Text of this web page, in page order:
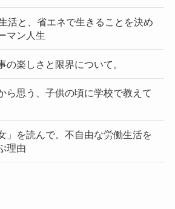
活と、省エネで生きることを決め
マン人生
の楽しさと限界について。
ら思う、子供の頃に学校で教えて
」を読んで。不自由な労働生活を
理由